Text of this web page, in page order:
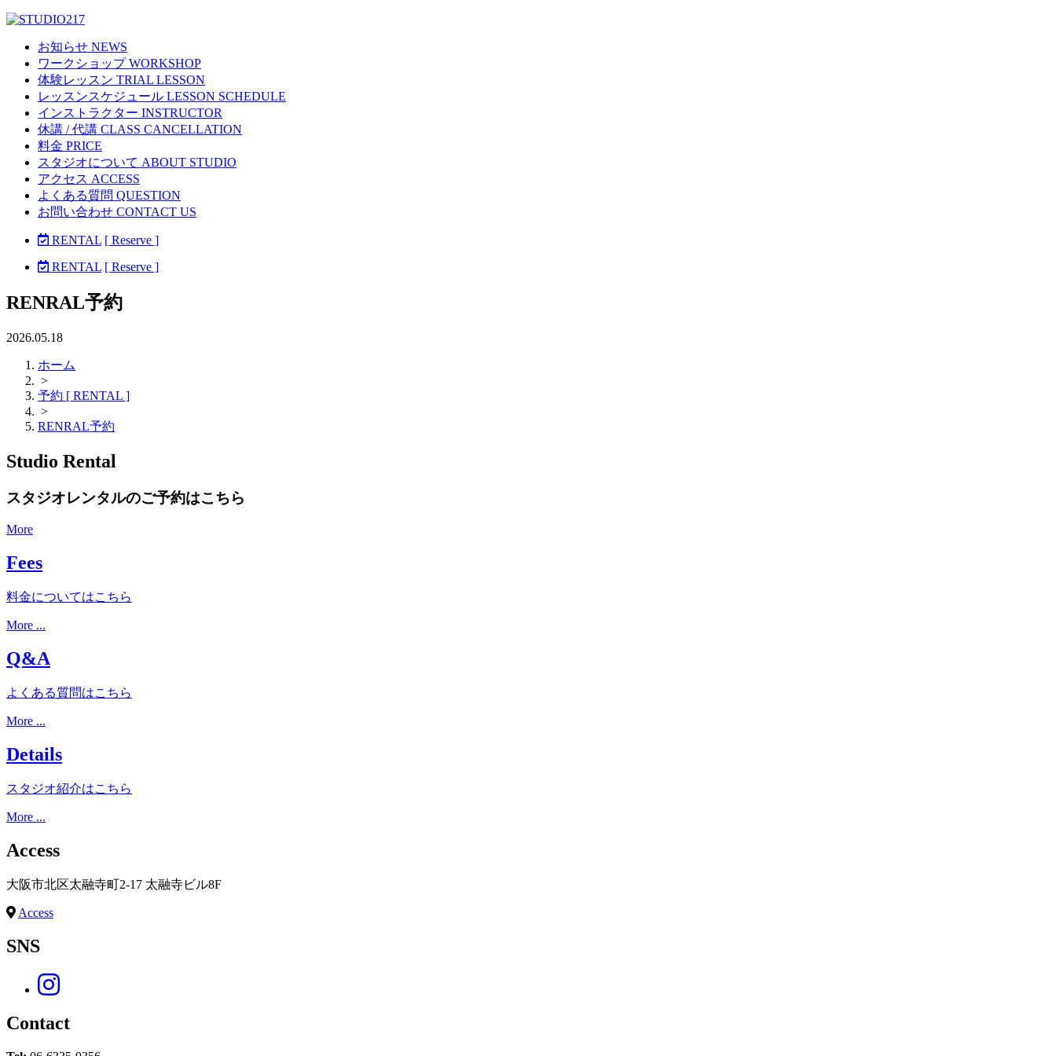
お知らせ NEWS
ワークショップ WORKSHOP
体験レッスン TRIAL LESSON
レッスンスケジュール LESSON SCHEDULE
インストラクター INSTRUCTOR
休講 / 代講 CLASS CANCELLATION
料金 PRICE
スタジオについて ABOUT STUDIO
アクセス ACCESS
よくある質問 QUESTION
お問い合わせ CONTACT US
RENTAL [ Reserve ]
RENTAL [ Reserve ]
RENRAL予約
2026.05.18
ホーム
>
予約 [ RENTAL ]
>
RENRAL予約
Studio Rental
スタジオレンタルのご予約はこちら
More
Fees
料金についてはこちら
More ...
Q&A
よくある質問はこちら
More ...
Details
スタジオ紹介はこちら
More ...
Access
大阪市北区太融寺町2-17 太融寺ビル8F
Access
SNS
Contact